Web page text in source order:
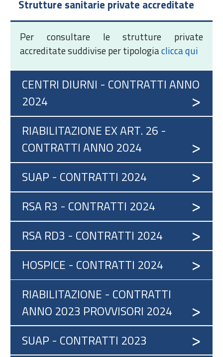
Strutture sanitarie private accreditate
Per consultare le strutture private
accreditate suddivise per tipologiaclicca qui
CENTRI DIURNI - CONTRATTI ANNO
2024
RIABILITAZIONE EX ART. 26 -
CONTRATTI ANNO 2024
SUAP - CONTRATTI 2024
RSA R3 - CONTRATTI 2024
RSA RD3 - CONTRATTI 2024
HOSPICE - CONTRATTI 2024
RIABILITAZIONE - CONTRATTI
ANNO 2023 PROVVISORI 2024
SUAP - CONTRATTI 2023